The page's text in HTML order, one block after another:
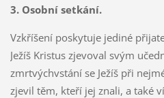
3. Osobní setkání.
Vzkříšení poskytuje jediné
Ježíš Kristus zjevoval svým
zmrtvýchvstání se Ježíš při
zjevil těm, kteří jej znali, a také